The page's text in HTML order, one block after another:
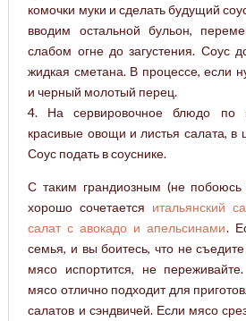
комочки муки и сделать будущий
вводим остальной бульон,
слабом огне до загустения. Соус
жидкая сметана. В процессе, если
и черный молотый перец.
4. На сервировочное блюдо по
красивые овощи и листья салата, в
Соус подать в соуснике.
С таким грандиозным (не побоюсь
хорошо сочетается итальянский
салат с авокадо и апельсинами.
семья, и вы боитесь, что не
мясо испортится, не
мясо отлично подходит для
салатов и сэндвичей. Если мясо